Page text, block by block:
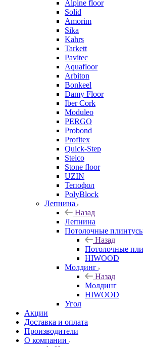
Alpine floor
Solid
Amorim
Sika
Kahrs
Tarkett
Pavitec
Aquafloor
Arbiton
Bonkeel
Damy Floor
Iber Cork
Moduleo
PERGO
Probond
Profitex
Quick-Step
Steico
Stone floor
UZIN
Тепофол
PolyBlock
Лепнина
Назад
Лепнина
Потолочные
Назад
Потолочные
HIWOOD
Молдинг
Назад
Молдинг
HIWOOD
Угол
Акции
Доставка и оплата
Производители
О компании